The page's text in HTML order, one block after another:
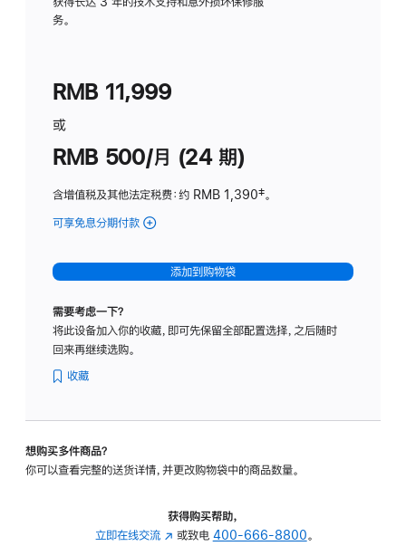
务。
RMB 11,999
或
RMB 500/月 (24 期)
含增值税及其他法定税费：约 RMB 1,390脚
‡。
可享免息分期付款 (Studio
-
标
璃
转
的
添加到购物袋
需要考虑一下？
将此设备加入你的收藏，即可先保留全部配置选择，之后随时
回来再继续选购。
收藏
想购买多件商品？
你可以查看完整的送货详情，并更改购物袋中的商品数量。
获得购买帮助，
立即在线交流 (在 或致电 400-666-8800。